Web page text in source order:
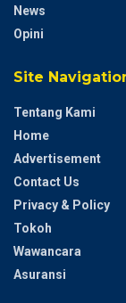
News
Opini
Site
Tentang Kami
Home
Advertisement
Contact Us
Privacy & Policy
Tokoh
Wawancara
Asuransi